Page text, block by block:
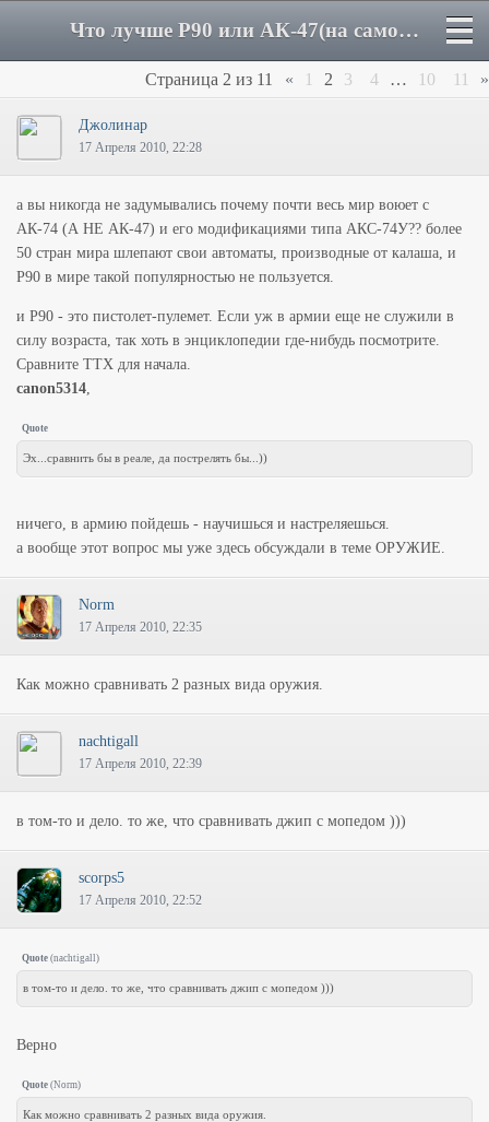
Что лучше P90 или АК-47(на самом деле) - Страница 2 - Форум
Страница 2 из 11 « 1 2 3 4 … 10 11 »
Джолинар
17 Апреля 2010, 22:28
а вы никогда не задумывались почему почти весь мир воюет с
АК-74 (А НЕ АК-47) и его модификациями типа АКС-74У?? более
50 стран мира шлепают свои автоматы, производные от калаша, и
Р90 в мире такой популярностью не пользуется.
и Р90 - это пистолет-пулемет. Если уж в армии еще не служили в
силу возраста, так хоть в энциклопедии где-нибудь посмотрите.
Сравните ТТХ для начала.
canon5314,
Quote
Эх...сравнить бы в реале, да пострелять бы...))
ничего, в армию пойдешь - научишься и настреляешься.
а вообще этот вопрос мы уже здесь обсуждали в теме ОРУЖИЕ.
Norm
17 Апреля 2010, 22:35
Как можно сравнивать 2 разных вида оружия.
nachtigall
17 Апреля 2010, 22:39
в том-то и дело. то же, что сравнивать джип с мопедом )))
scorps5
17 Апреля 2010, 22:52
Quote (nachtigall)
в том-то и дело. то же, что сравнивать джип с мопедом )))
Верно
Quote (Norm)
Как можно сравнивать 2 разных вида оружия.